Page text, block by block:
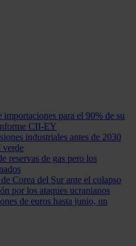
para el 90% de su
CII-EY
industriales antes de 2030
verde
reservas de gas pero los
Corea del Sur ante el colapso
por los ataques ucranianos
de euros hasta junio, un